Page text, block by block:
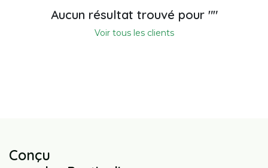
Aucun résultat trouvé pour ""
Voir tous les clients
Conçu